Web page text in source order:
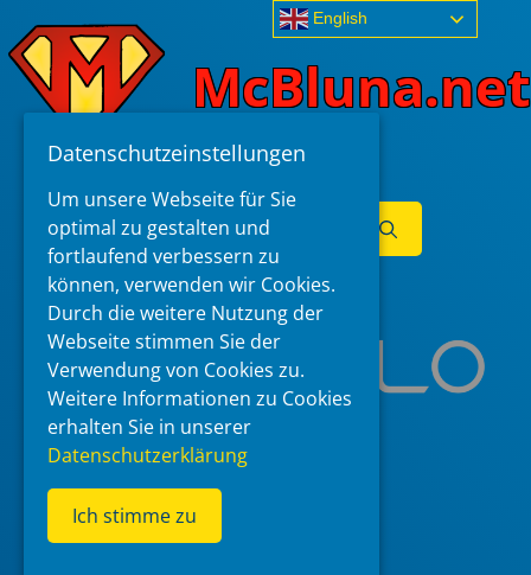
to
content
McBluna.net
Search
for:
Menu
English
Datenschutzeinstellungen
Um unsere Webseite für Sie
optimal zu gestalten und
fortlaufend verbessern zu
können, verwenden wir Cookies.
Durch die weitere Nutzung der
Webseite stimmen Sie der
Verwendung von Cookies zu.
Weitere Informationen zu Cookies
erhalten Sie in unserer
Datenschutzerklärung
Ich stimme zu